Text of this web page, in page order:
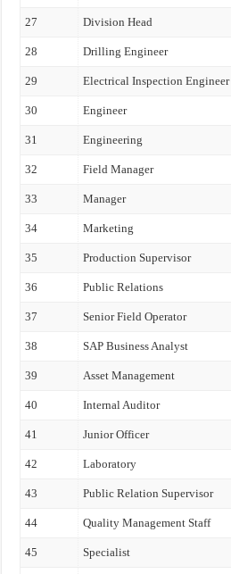
27 Division Head
28 Drilling Engineer
29 Electrical Inspection Engineer
30 Engineer
31 Engineering
32 Field Manager
33 Manager
34 Marketing
35 Production Supervisor
36 Public Relations
37 Senior Field Operator
38 SAP Business Analyst
39 Asset Management
40 Internal Auditor
41 Junior Officer
42 Laboratory
43 Public Relation Supervisor
44 Quality Management Staff
45 Specialist